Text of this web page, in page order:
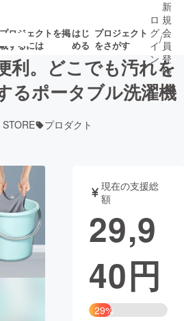
プロジェクトを掲
載するには
はじ
める
プロジェクト
をさがす
ト
募集終了が近いプ
ロジェクト
音楽
ガジェット ゲーム・
書籍・雑誌
チャレンジ
ロ
グ
イ
ン
/
新
規
会
員
登
録
利。どこでも汚れを
るポータブル洗濯機
STORE プロダクト
現在の支援総
額
29,9
40円
29%